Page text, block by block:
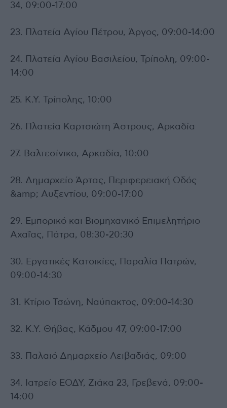
34, 09:00-17:00
23. Πλατεία Αγίου Πέτρου, Άργος, 09:00-14:00
24. Πλατεία Αγίου Βασιλείου, Τρίπολη, 09:00-
14:00
25. Κ.Υ. Τρίπολης, 10:00
26. Πλατεία Καρτσιώτη Άστρους, Αρκαδία
27. Βαλτεσίνικο, Αρκαδία, 10:00
28. Δημαρχείο Άρτας, Περιφερειακή Οδός
&amp; Αυξεντίου, 09:00-17:00
29. Εμπορικό και Βιομηχανικό Επιμελητήριο
Αχαΐας, Πάτρα, 08:30-20:30
30. Εργατικές Κατοικίες, Παραλία Πατρών,
09:00-14:30
31. Κτίριο Τσώνη, Ναύπακτος, 09:00-14:30
32. Κ.Υ. Θήβας, Κάδμου 47, 09:00-17:00
33. Παλαιό Δημαρχείο Λειβαδιάς, 09:00
34. Ιατρείο ΕΟΔΥ, Ζιάκα 23, Γρεβενά, 09:00-
14:00